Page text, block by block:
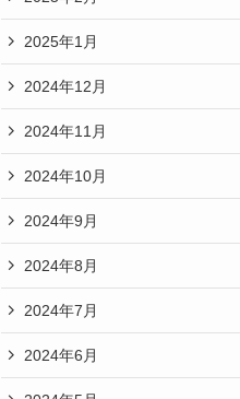
2025年1月
2024年12月
2024年11月
2024年10月
2024年9月
2024年8月
2024年7月
2024年6月